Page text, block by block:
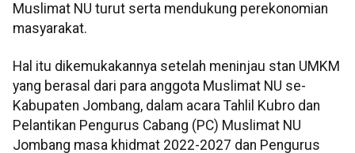
Muslimat NU turut serta mendukung perekonomian
masyarakat.
Hal itu dikemukakannya setelah meninjau stan UMKM
yang berasal dari para anggota Muslimat NU se-
Kabupaten Jombang, dalam acara Tahlil Kubro dan
Pelantikan Pengurus Cabang (PC) Muslimat NU
Jombang masa khidmat 2022-2027 dan Pengurus